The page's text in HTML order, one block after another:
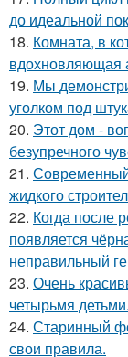
до идеальной
18. Комната, в
вдохновляющая
19. Мы
уголком под
20. Этот дом -
безупречного
21. Современный
жидкого
22. Когда после
появляется
неправильный
23. Очень
четырьмя детьми.
24. Старинный
свои правила.